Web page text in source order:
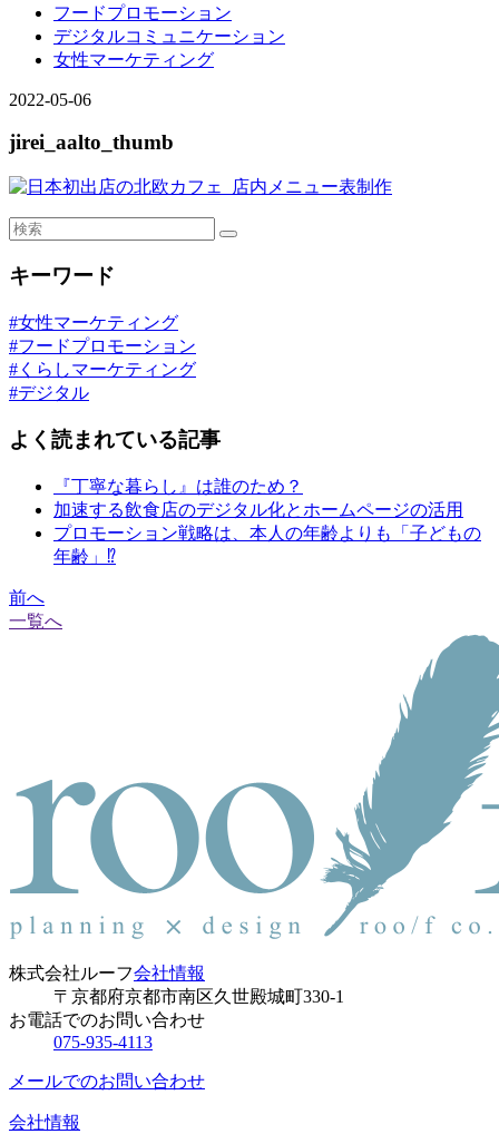
フードプロモーション
デジタルコミュニケーション
女性マーケティング
2022-05-06
jirei_aalto_thumb
キーワード
#女性マーケティング
#フードプロモーション
#くらしマーケティング
#デジタル
よく読まれている記事
『丁寧な暮らし』は誰のため？
加速する飲食店のデジタル化とホームページの活用
プロモーション戦略は、本人の年齢よりも「子どもの
年齢」⁉
前へ
一覧へ
株式会社ルーフ会社情報
〒京都府京都市南区久世殿城町330-1
お電話でのお問い合わせ
075-935-4113
メールでのお問い合わせ
会社情報